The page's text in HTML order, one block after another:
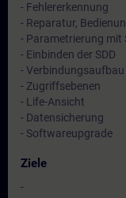
- Fehlererkennung
- Reparatur,
- Parametrierung mit
- Einbinden der SDD
- Verbindungsaufbau
- Zugriffsebenen
- Life-Ansicht
- Datensicherung
- Softwareupgrade
Ziele
-